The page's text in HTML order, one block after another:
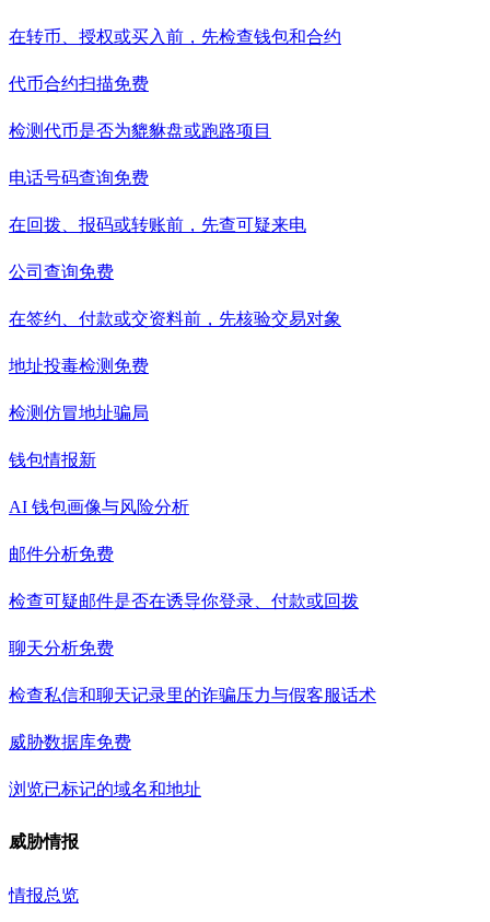
在转币、授权或买入前，先检查钱包和合约
代币合约扫描免费
检测代币是否为貔貅盘或跑路项目
电话号码查询免费
在回拨、报码或转账前，先查可疑来电
公司查询免费
在签约、付款或交资料前，先核验交易对象
地址投毒检测 免费
检测仿冒地址骗局
钱包情报新
AI 钱包画像与风险分析
邮件分析免费
检查可疑邮件是否在诱导你登录、付款或回拨
聊天分析免费
检查私信和聊天记录里的诈骗压力与假客服话术
威胁数据库免费
浏览已标记的域名和地址
威胁情报
情报总览